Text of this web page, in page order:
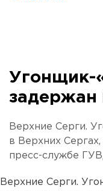
Угонщик-
задержан
Верхние Серги.
в Верхних
пресс-службе
Верхние Серги.